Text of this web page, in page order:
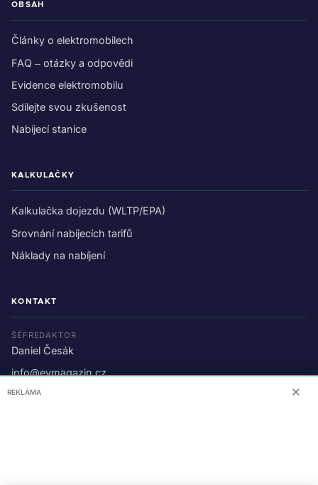
OBSAH
Články o elektromobilech
FAQ – otázky a odpovědi
Evidence elektromobilu
Sdílejte svou zkušenost
Nabíjecí stanice
KALKULAČKY
Kalkulačka dojezdu (WLTP/EPA)
Srovnání nabíjecích tarifů
Náklady na nabíjení
KONTAKT
ŠÉFREDAKTOR
Daniel Česák
info@evmagazin.cz
O nás
REKLAMA ✕